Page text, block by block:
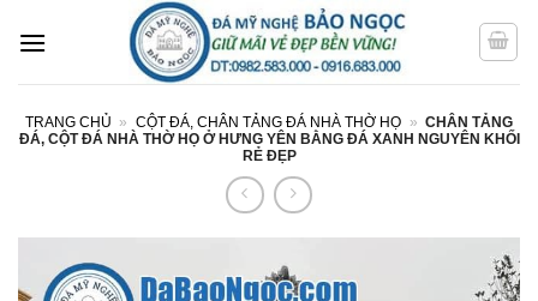
qua
TRANG CHỦ » CỘT ĐÁ, CHÂN TẢNG ĐÁ NHÀ THỜ HỌ » CHÂN TẢNG
ĐÁ, CỘT ĐÁ NHÀ THỜ HỌ Ở HƯNG YÊN BẰNG ĐÁ XANH NGUYÊN KHỐI
RẺ ĐẸP